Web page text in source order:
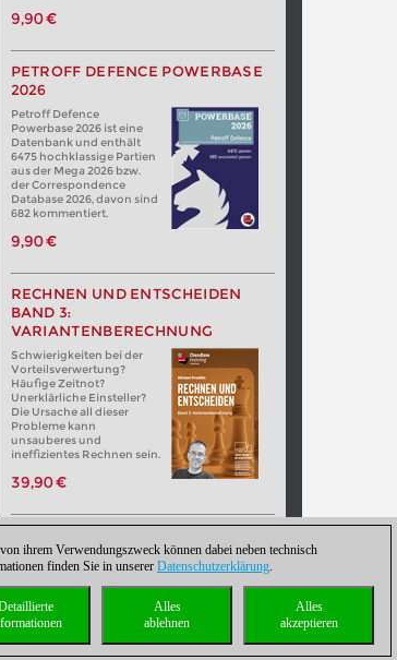
9,90 €
PETROFF DEFENCE POWERBASE
2026
Petroff Defence
Powerbase 2026 ist eine
Datenbank und enthält
6475 hochklassige Partien
aus der Mega 2026 bzw.
der Correspondence
Database 2026, davon sind
682 kommentiert.
9,90 €
RECHNEN UND ENTSCHEIDEN
BAND 3:
VARIANTENBERECHNUNG
Schwierigkeiten bei der
Vorteilsverwertung?
Häufige Zeitnot?
Unerklärliche Einsteller?
Die Ursache all dieser
Probleme kann
unsauberes und
ineffizientes Rechnen sein.
39,90 €
ihrem Verwendungszweck können dabei neben technisch
finden Sie in unserer Datenschutzerklärung.
Alles
akzeptieren
Alles
ablehnen